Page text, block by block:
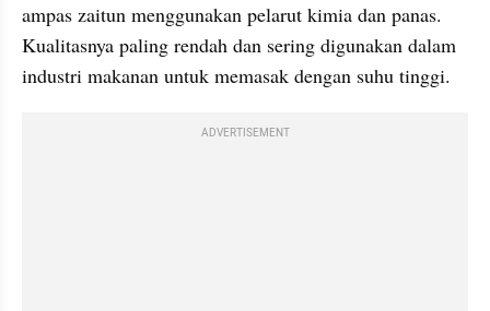
ampas zaitun menggunakan pelarut kimia dan panas.
Kualitasnya paling rendah dan sering digunakan dalam
industri makanan untuk memasak dengan suhu tinggi.
ADVERTISEMENT